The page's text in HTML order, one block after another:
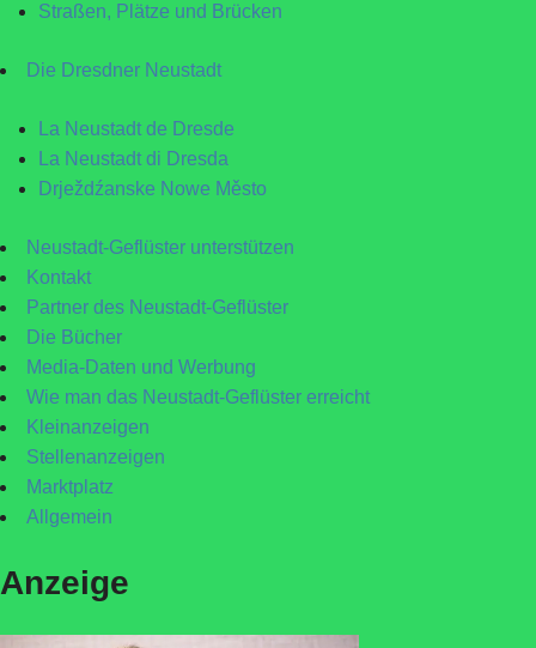
Straßen, Plätze und Brücken
Die Dresdner Neustadt
La Neustadt de Dresde
La Neustadt di Dresda
Drježdźanske Nowe Město
Neustadt-Geflüster unterstützen
Kontakt
Partner des Neustadt-Geflüster
Die Bücher
Media-Daten und Werbung
Wie man das Neustadt-Geflüster erreicht
Kleinanzeigen
Stellenanzeigen
Marktplatz
Allgemein
Anzeige